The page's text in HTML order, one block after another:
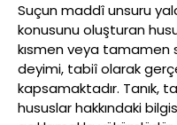
Suçun maddî unsuru
konusunu oluşturan
kısmen veya tamamen
deyimi, tabiî olarak
kapsamaktadır. Tanık,
hususlar hakkındaki